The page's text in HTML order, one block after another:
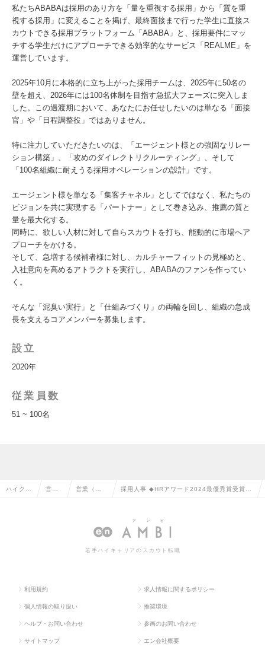
私たちABABAは採用のあり方を「量を重視する採用」から「質を重
視する採用」に変えることを掲げ、最終面接まで行った学生に直接ス
カウトできる採用プラットフォーム「ABABA」と、採用要件にマッ
チする学生だけにアプローチできる効率的なサービス「REALME」を
運営しています。
2025年10月に本格的に立ち上がった採用チームは、2025年に50名の
壁を超え、2026年には100名体制を目指す急拡大フェーズに突入しま
した。この過渡期において、あなたにお任せしたいのは単なる「面接
官」や「日程調整役」ではありません。
特に注力していただきたいのは、「エージェント様との強固なリレー
ション構築」、「攻めのダイレクトリクルーティング」、そして
「100名組織に耐えうる採用オペレーションの設計」です。
エージェント様を単なる「集客チャネル」としてではなく、私たちの
ビジョンを共に実現する「パートナー」として巻き込み、推薦の質と
量を最大化する。
同時に、欲しい人材に対して自らスカウトを打ち、能動的に市場へア
プローチをかける。
そして、急増する候補者様に対し、カルチャーフィットの見極めと、
入社意向を高めるアトラクトを実行し、ABABAのファンを作ってい
く。
そんな「泥臭い実行」と「仕組みづくり」の両輪を回し、組織の急成
長を支えるコアメンバーを募集します。
設立
2020年
従業員数
51 ~ 100名
ハイクラ 営業 営業（法 採用人事 ◆HRアワード2024最優秀賞受賞！
の求人情報
若手ハイキャリアのスカウト転職
利用規約 求人情報に関するポリシー
個人情報の取り扱い 推奨環境
ヘルプ・お問い合わせ 参画のお問い合わせ
サイトマップ エン会社概要